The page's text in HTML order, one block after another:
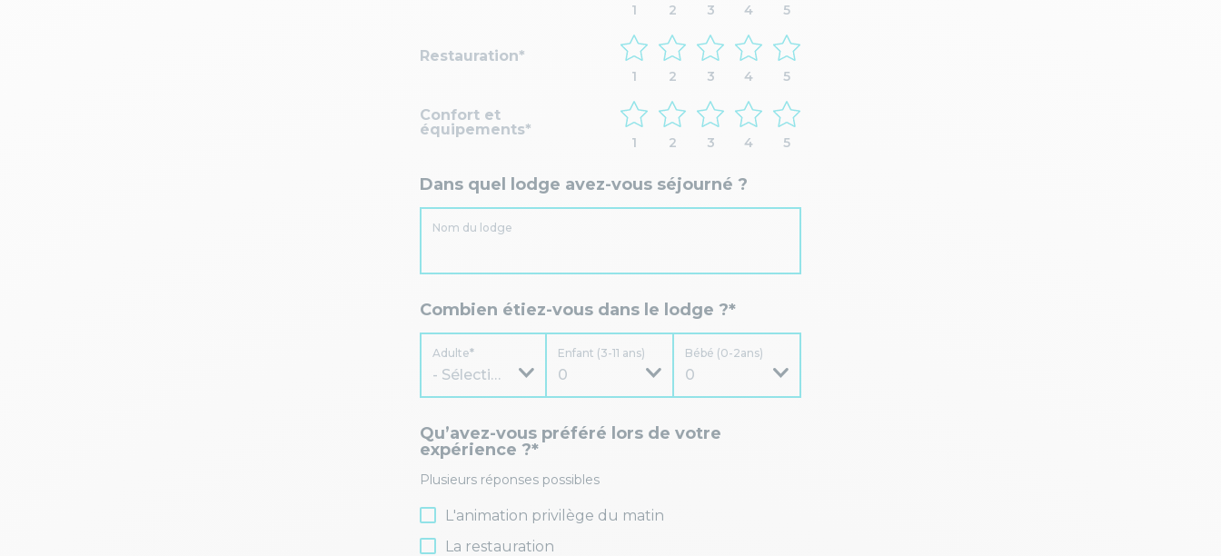
1 2 3 4 5
Restauration
1 2 3 4 5
Confort et
équipements
1 2 3 4 5
Dans quel lodge avez-vous séjourné ?
Nom du lodge
Combien étiez-vous dans le lodge ?*
Adulte
- Sélectionner -
Enfant (3-11 ans)
0
Bébé (0-2ans)
0
Qu’avez-vous préféré lors de votre
expérience ?*
Plusieurs réponses possibles
L'animation privilège du matin
La restauration